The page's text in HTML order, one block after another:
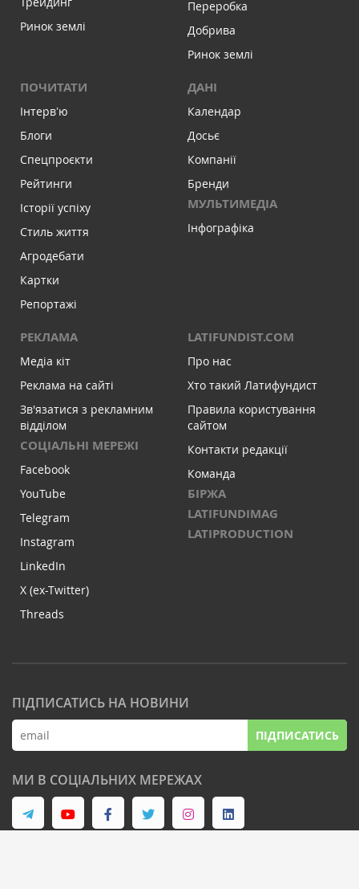
Ринок землі
Переробка
Добрива
Ринок землі
ПОЧИТАТИ
Інтервʼю
Блоги
Спецпроєкти
Рейтинги
Історії успіху
Стиль життя
Агродебати
Картки
Репортажі
ДАНІ
Календар
Досьє
Компанії
Бренди
МУЛЬТИМЕДІА
Інфографіка
РЕКЛАМА
Медіа кіт
Реклама на сайті
Зв'язатися з рекламним
відділом
СОЦІАЛЬНІ МЕРЕЖІ
Facebook
YouTube
Telegram
Instagram
LinkedIn
X (ex-Twitter)
Threads
LATIFUNDIST.COM
Про нас
Хто такий Латифундист
Правила користування
сайтом
Контакти редакції
Команда
БІРЖА
LATIFUNDIMAG
LATIPRODUCTION
ПІДПИСАТИСЬ НА НОВИНИ
ПІДПИСАТИСЬ
МИ В СОЦІАЛЬНИХ МЕРЕЖАХ